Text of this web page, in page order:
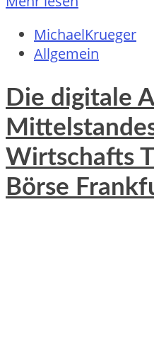
MichaelKrueger
Allgemein
Die digitale
Wirtschafts
Börse